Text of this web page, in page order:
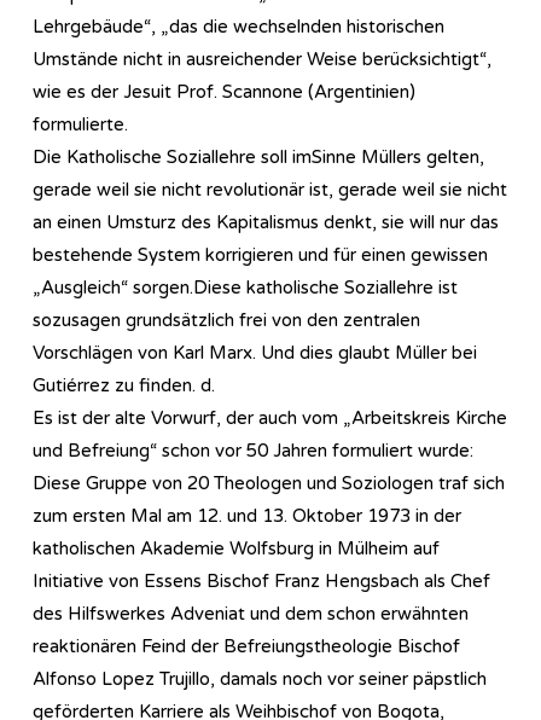
Lehrgebäude“, „das die wechselnden historischen
Umstände nicht in ausreichender Weise berücksichtigt“,
wie es der Jesuit Prof. Scannone (Argentinien)
formulierte.
Die Katholische Soziallehre soll imSinne Müllers gelten,
gerade weil sie nicht revolutionär ist, gerade weil sie nicht
an einen Umsturz des Kapitalismus denkt, sie will nur das
bestehende System korrigieren und für einen gewissen
„Ausgleich“ sorgen.Diese katholische Soziallehre ist
sozusagen grundsätzlich frei von den zentralen
Vorschlägen von Karl Marx. Und dies glaubt Müller bei
Gutiérrez zu finden. d.
Es ist der alte Vorwurf, der auch vom „Arbeitskreis Kirche
und Befreiung“ schon vor 50 Jahren formuliert wurde:
Diese Gruppe von 20 Theologen und Soziologen traf sich
zum ersten Mal am 12. und 13. Oktober 1973 in der
katholischen Akademie Wolfsburg in Mülheim auf
Initiative von Essens Bischof Franz Hengsbach als Chef
des Hilfswerkes Adveniat und dem schon erwähnten
reaktionären Feind der Befreiungstheologie Bischof
Alfonso Lopez Trujillo, damals noch vor seiner päpstlich
geförderten Karriere als Weihbischof von Bogota,